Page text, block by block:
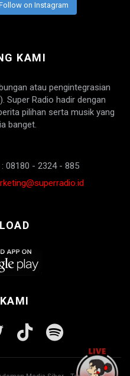
on Instagram
KAMI
atau pengintegrasian
Super Radio hadir dengan
pilihan serta musik yang
banget.
08180 - 2324 - 885